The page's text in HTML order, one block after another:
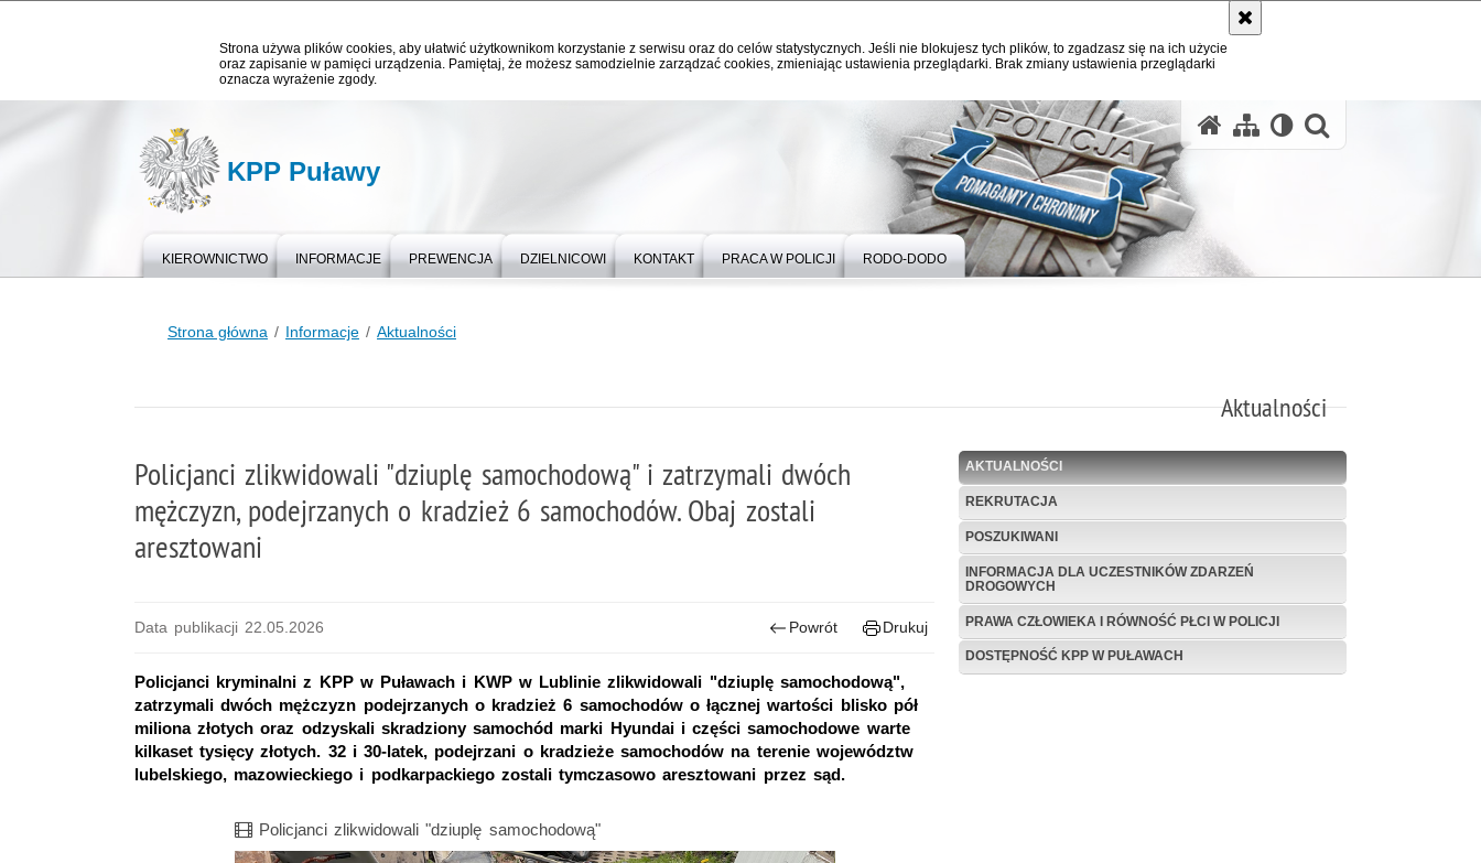
Strona używa plików cookies, aby ułatwić użytkownikom korzystanie z serwisu oraz do celów statystycznych. Jeśli nie blokujesz tych plików, to zgadzasz się na ich użycie
oraz zapisanie w pamięci urządzenia. Pamiętaj, że możesz samodzielnie zarządzać cookies, zmieniając ustawienia przeglądarki. Brak zmiany ustawienia przeglądarki
oznacza wyrażenie zgody.
KPP Puławy
KIEROWNICTWO INFORMACJE PREWENCJA DZIELNICOWI KONTAKT PRACA W POLICJI RODO-DODO
Strona główna Informacje Aktualności
Aktualności
Policjanci zlikwidowali "dziuplę samochodową" i zatrzymali dwóch
mężczyzn, podejrzanych o kradzież 6 samochodów. Obaj zostali
aresztowani
Data publikacji 22.05.2026 Powrót Drukuj
Policjanci kryminalni z KPP w Puławach i KWP w Lublinie zlikwidowali "dziuplę samochodową",
zatrzymali dwóch mężczyzn podejrzanych o kradzież 6 samochodów o łącznej wartości blisko pół
miliona złotych oraz odzyskali skradziony samochód marki Hyundai i części samochodowe warte
kilkaset tysięcy złotych. 32 i 30-latek, podejrzani o kradzieże samochodów na terenie województw
lubelskiego, mazowieckiego i podkarpackiego zostali tymczasowo aresztowani przez sąd.
Film
Policjanci zlikwidowali "dziuplę samochodową"
AKTUALNOŚCI
REKRUTACJA
POSZUKIWANI
INFORMACJA DLA UCZESTNIKÓW ZDARZEŃ
DROGOWYCH
PRAWA CZŁOWIEKA I RÓWNOŚĆ PŁCI W POLICJI
DOSTĘPNOŚĆ KPP W PUŁAWACH